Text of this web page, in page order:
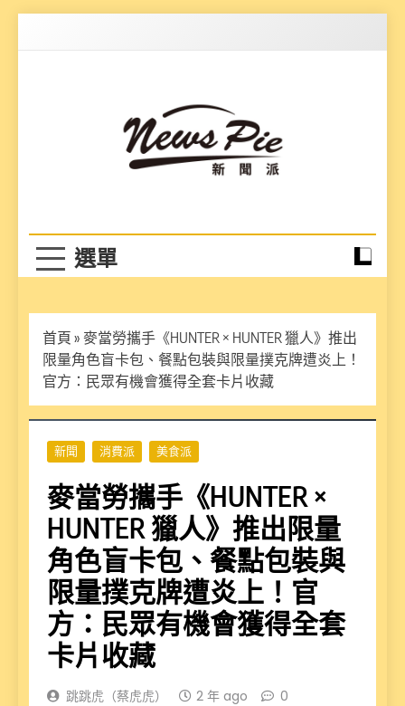
首頁 » 麥當勞攜手《HUNTER × HUNTER 獵人》推出
限量角色盲卡包、餐點包裝與限量撲克牌遭炎上！
官方：民眾有機會獲得全套卡片收藏
新聞 消費派 美食派
麥當勞攜手《HUNTER ×
HUNTER 獵人》推出限量
角色盲卡包、餐點包裝與
限量撲克牌遭炎上！官
方：民眾有機會獲得全套
卡片收藏
跳跳虎（蔡虎虎） 2 年 ago 0